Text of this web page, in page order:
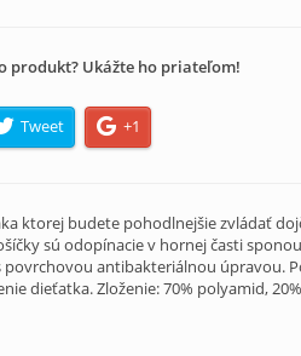
produkt? Ukážte ho priateľom!
Tweet +1
ktorej budete pohodlnejšie zvládať
sú odopínacie v hornej časti
antibakteriálnou úpravou.
dieťatka. Zloženie: 70% polyamid,